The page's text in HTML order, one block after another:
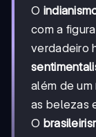
O
com a
verdadeiro
além de um
as belezas
O